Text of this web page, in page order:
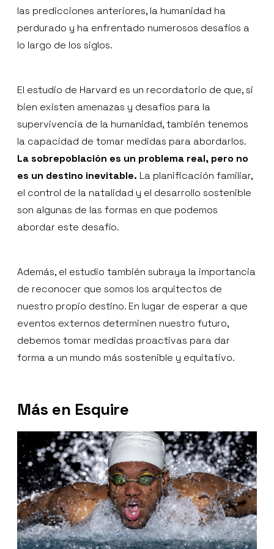
las predicciones anteriores, la humanidad ha
perdurado y ha enfrentado numerosos desafíos a
lo largo de los siglos.
El estudio de Harvard es un recordatorio de que, si
bien existen amenazas y desafíos para la
supervivencia de la humanidad, también tenemos
la capacidad de tomar medidas para abordarlos.
La sobrepoblación es un problema real, pero no
es un destino inevitable. La planificación familiar,
el control de la natalidad y el desarrollo sostenible
son algunas de las formas en que podemos
abordar este desafío.
Además, el estudio también subraya la importancia
de reconocer que somos los arquitectos de
nuestro propio destino. En lugar de esperar a que
eventos externos determinen nuestro futuro,
debemos tomar medidas proactivas para dar
forma a un mundo más sostenible y equitativo.
Más en Esquire